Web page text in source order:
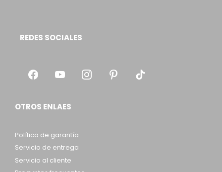
REDES SOCIALES
OTROS ENLAES
Política de garantía
Servicio de entrega
Servicio al cliente